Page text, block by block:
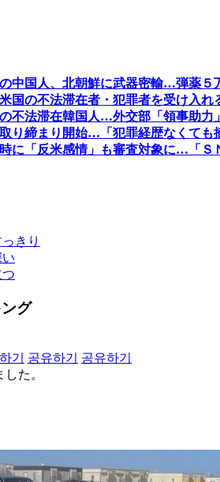
中国人、北朝鮮に武器密輸…弾薬５
国の不法滞在者・犯罪者を受け入
不法滞在韓国人…外交部「領事助力」
り締まり開始…「犯罪経歴なくても
に「反米感情」も審査対象に…「Ｓ
きり
グ
기 공유하기
공유하기
た。